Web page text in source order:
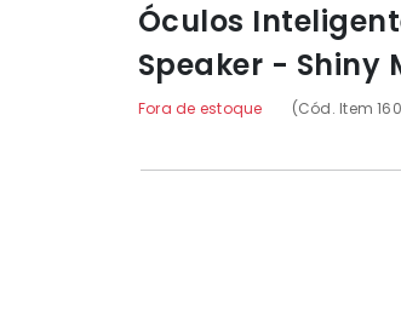
Óculos
Speaker - Shiny
Fora de estoque (Cód. Item